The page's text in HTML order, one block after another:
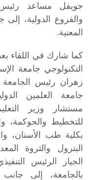
جويفل مساعد رئيس
والفروع الدولية،
المعنية.
كما شارك في اللقاء
التكنولوجي جامعة
زهران رئيس
جامعة العلمين
مستشار وزير
للتخطيط والحوكمة،
بكلية طب الأسنان،
البترول والثروة
الجيار الرئيس
بالجامعة، إلى جانب